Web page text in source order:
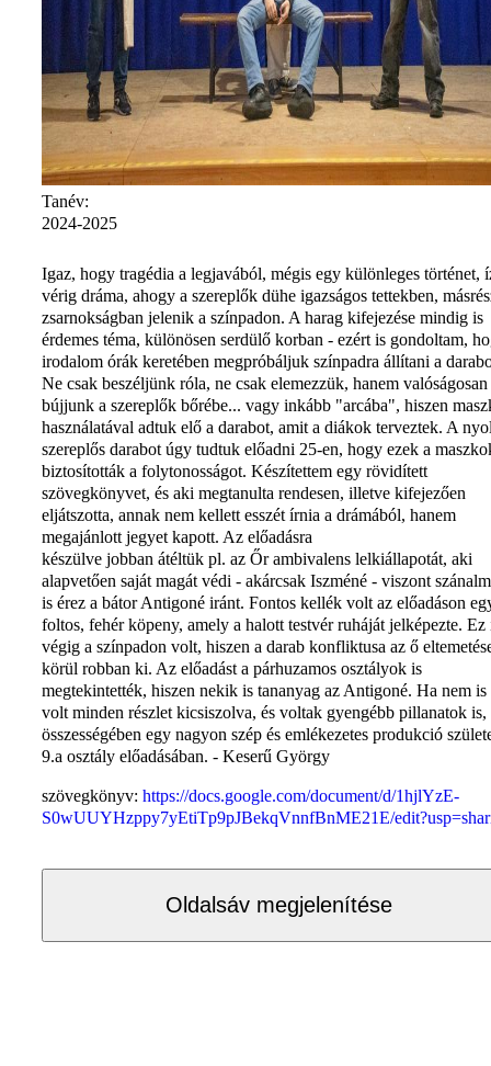
Tanév:
2024-2025
Igaz, hogy tragédia a legjavából, mégis egy különleges történet,
vérig dráma, ahogy a szereplők dühe igazságos tettekben,
zsarnokságban jelenik a színpadon. A harag kifejezése mindig is
érdemes téma, különösen serdülő korban - ezért is gondoltam,
irodalom órák keretében megpróbáljuk színpadra állítani a
Ne csak beszéljünk róla, ne csak elemezzük, hanem valóságosan
bújjunk a szereplők bőrébe... vagy inkább "arcába", hiszen
használatával adtuk elő a darabot, amit a diákok terveztek. A
szereplős darabot úgy tudtuk előadni 25-en, hogy ezek a
biztosították a folytonosságot. Készítettem egy rövidített
szövegkönyvet, és aki megtanulta rendesen, illetve kifejezően
eljátszotta, annak nem kellett esszét írnia a drámából, hanem
megajánlott jegyet kapott. Az előadásra
készülve jobban átéltük pl. az Őr ambivalens lelkiállapotát, aki
alapvetően saját magát védi - akárcsak Iszméné - viszont
is érez a bátor Antigoné iránt. Fontos kellék volt az előadáson
foltos, fehér köpeny, amely a halott testvér ruháját jelképezte. Ez
végig a színpadon volt, hiszen a darab konfliktusa az ő
körül robban ki. Az előadást a párhuzamos osztályok is
megtekintették, hiszen nekik is tananyag az Antigoné. Ha nem is
volt minden részlet kicsiszolva, és voltak gyengébb pillanatok is,
összességében egy nagyon szép és emlékezetes produkció
9.a osztály előadásában. - Keserű György
szövegkönyv: https://docs.google.com/document/d/1hjlYzE-
S0wUUYHzppy7yEtiTp9pJBekqVnnfBnME21E/
Oldalsáv megjelenítése